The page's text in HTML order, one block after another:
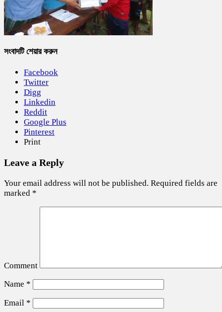
সংবাদটি শেয়ার করুন
Facebook
Twitter
Digg
Linkedin
Reddit
Google Plus
Pinterest
Print
Leave a Reply
Your email address will not be published. Required fields are
marked *
Comment
Name *
Email *